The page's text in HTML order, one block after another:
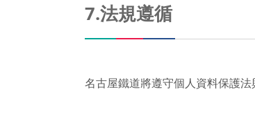
7.法規遵循
名古屋鐵道將遵守個人資料保護法